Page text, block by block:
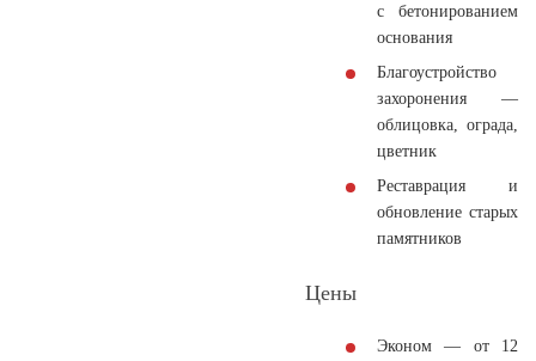
с бетонированием
основания
Благоустройство
захоронения —
облицовка, ограда,
цветник
Реставрация и
обновление старых
памятников
Цены
Эконом — от 12